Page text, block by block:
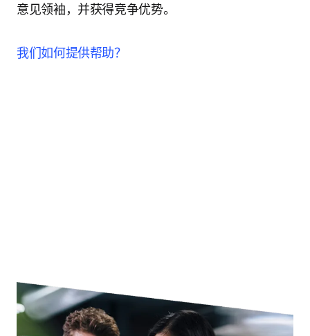
意见领袖，并获得竞争优势。
我们如何提供帮助？